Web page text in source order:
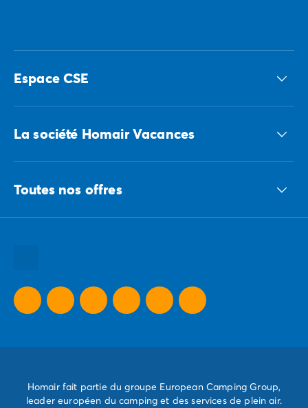
Espace CSE
La société Homair Vacances
Nous recrutons
Toutes nos offres
Camping Dernière Minute
Homair fait partie du groupe European Camping Group,
leader européen du camping et des services de plein air.